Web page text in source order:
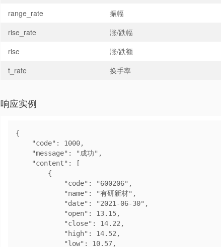
range_rate
振幅
rise_rate
涨/跌幅
rise
涨/跌额
t_rate
换手率
响应实例
{
    "code": 1000,
    "message": "
成功",
    "content": [
        {
            "code": "600206",
            "name": "
有研新材",
            "date": "2021-06-30",
            "open": 13.15,
            "close": 14.22,
            "high": 14.52,
            "low": 10.57,